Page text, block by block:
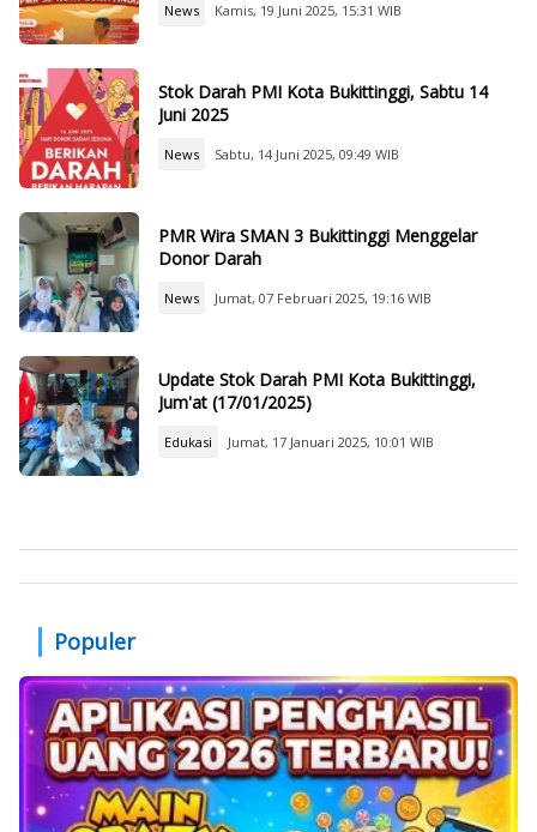
News Kamis, 19 Juni 2025, 15:31 WIB
Stok Darah PMI Kota Bukittinggi, Sabtu 14
Juni 2025
News Sabtu, 14 Juni 2025, 09:49 WIB
PMR Wira SMAN 3 Bukittinggi Menggelar
Donor Darah
News Jumat, 07 Februari 2025, 19:16 WIB
Update Stok Darah PMI Kota Bukittinggi,
Jum'at (17/01/2025)
Edukasi Jumat, 17 Januari 2025, 10:01 WIB
Populer